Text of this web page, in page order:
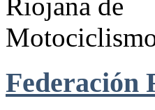
Federación